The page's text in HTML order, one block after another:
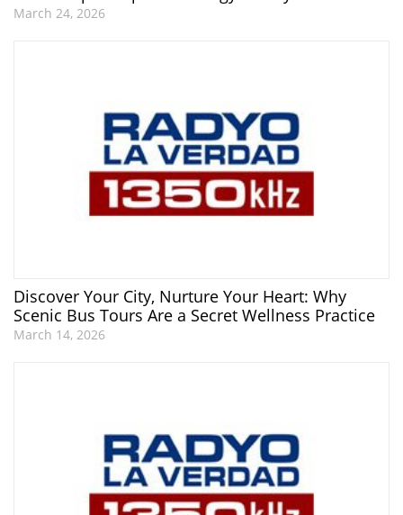
March 24, 2026
Discover Your City, Nurture Your Heart: Why
Scenic Bus Tours Are a Secret Wellness Practice
March 14, 2026